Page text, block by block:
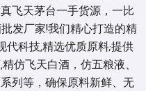
飞天茅台一手货源，一比
发厂家!我们精心打造的精
代科技,精选优质原料;提供
仿飞天白酒，仿五粮液、
列等，确保原料新鲜、无